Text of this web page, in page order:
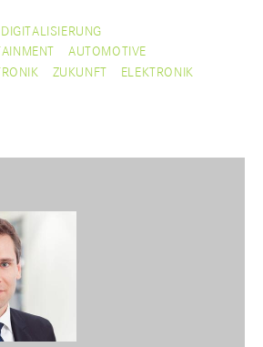
DIGITALISIERUNG
AUTOMOTIVE
ZUKUNFT
ELEKTRONIK